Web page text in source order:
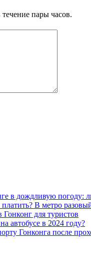
пары часов.
в дождливую
В метро
для туристов
автобусе в 2024 году?
Гонконга после